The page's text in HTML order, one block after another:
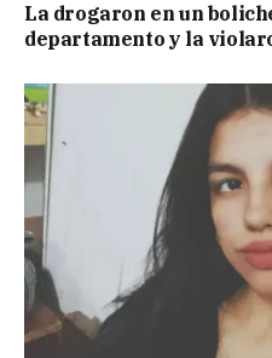
La drogaron en un
departamento y la